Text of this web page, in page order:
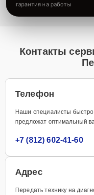
гарантия на работы
Контакты
Телефон
Наши специалисты быстро
предложат оптимальный
+7 (812) 602-41-60
Адрес
Передать технику на